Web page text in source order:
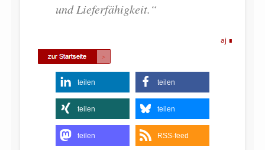
und Lieferfähigkeit.“
aj
teilen teilen
teilen teilen
teilen RSS-feed